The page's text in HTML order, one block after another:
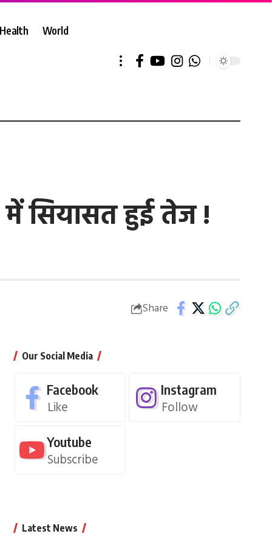
Health World
में सियासत हुई तेज !
Share
Our Social Media
Facebook
Like
Instagram
Follow
Youtube
Subscribe
Latest News